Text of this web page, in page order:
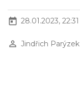
today 28.01.2023, 22:31
perm_identity Jindřich Parýzek